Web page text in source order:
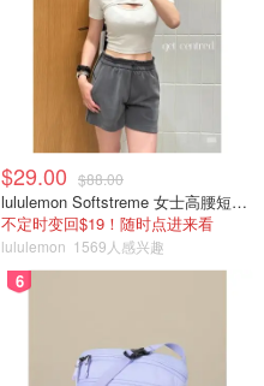
$29.00 $88.00
lululemon Softstreme 女士高腰短裤 10cm
不定时变回$19！随时点进来看
lululemon 1569人感兴趣
6